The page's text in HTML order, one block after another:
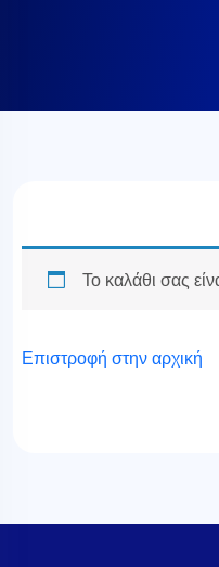
Το καλάθι σας
Επιστροφή στην αρχική